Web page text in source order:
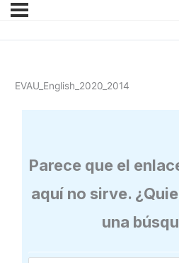
EVAU_English_2020_2014